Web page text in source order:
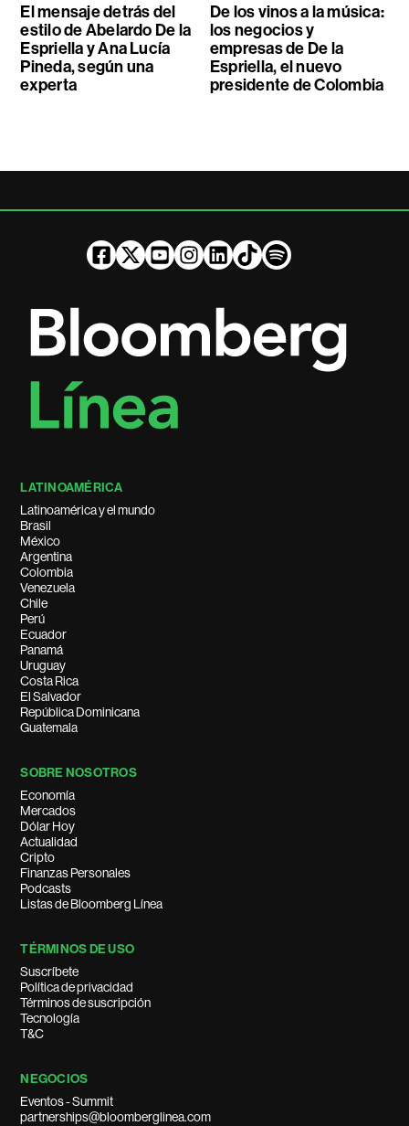
El mensaje detrás del
estilo de Abelardo De la
Espriella y Ana Lucía
Pineda, según una
experta
De los vinos a la música:
los negocios y
empresas de De la
Espriella, el nuevo
presidente de Colombia
LATINOAMÉRICA
Latinoamérica y el mundo
Brasil
México
Argentina
Colombia
Venezuela
Chile
Perú
Ecuador
Panamá
Uruguay
Costa Rica
El Salvador
República Dominicana
Guatemala
SOBRE NOSOTROS
Economía
Mercados
Dólar Hoy
Actualidad
Cripto
Finanzas Personales
Podcasts
Listas de Bloomberg Línea
TÉRMINOS DE USO
Suscríbete
Política de privacidad
Términos de suscripción
Tecnología
T&C
NEGOCIOS
Eventos - Summit
partnerships@bloomberglinea.com